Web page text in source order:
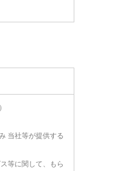
当社等が提供する
等に関して、もら